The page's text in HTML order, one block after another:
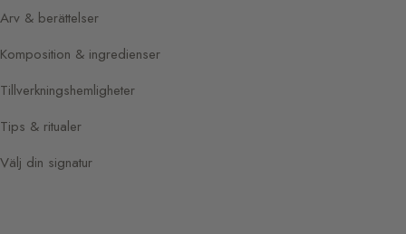
Arv & berättelser
Komposition & ingredienser
Tillverkningshemligheter
Tips & ritualer
Välj din signatur